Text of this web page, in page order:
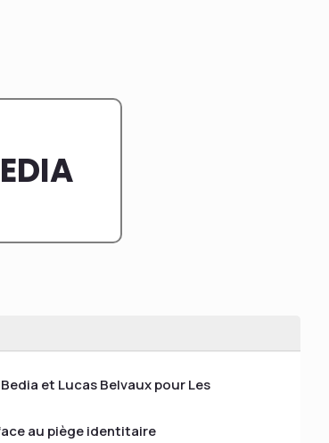
et Lucas Belvaux pour Les
au piège identitaire